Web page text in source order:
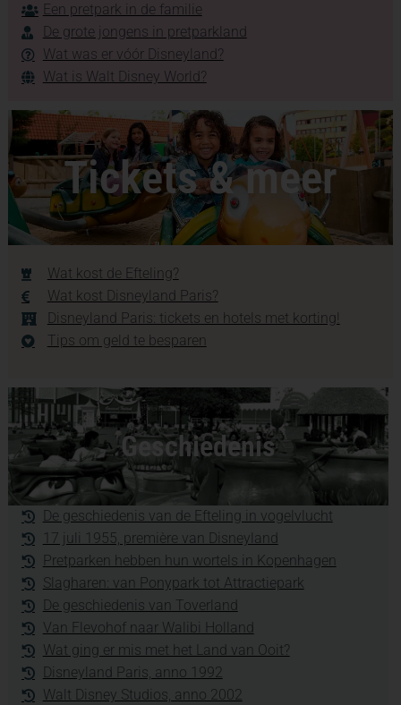
Een pretpark in de familie
De grote jongens in pretparkland
Wat was er vóór Disneyland?
Wat is Walt Disney World?
Tickets & meer
Wat kost de Efteling?
Wat kost Disneyland Paris?
Disneyland Paris: tickets en hotels met korting!
Tips om geld te besparen
Geschiedenis
De geschiedenis van de Efteling in vogelvlucht
17 juli 1955, première van Disneyland
Pretparken hebben hun wortels in Kopenhagen
Slagharen: van Ponypark tot Attractiepark
De geschiedenis van Toverland
Van Flevohof naar Walibi Holland
Wat ging er mis met het Land van Ooit?
Disneyland Paris, anno 1992
Walt Disney Studios, anno 2002